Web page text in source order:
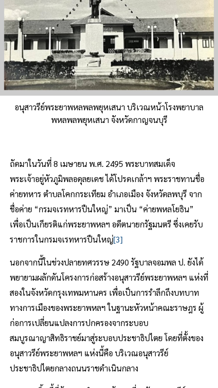
อนุสาวรีย์พระยาพหลพลพยุหเสนา บริเวณหน้าโรงพยาบาล
พหลพลพยุหเสนา จังหวัดกาญจนบุรี
ถัดมาในวันที่ 8 เมษายน พ.ศ. 2495 พระบาทสมเด็จ
พระเจ้าอยู่หัวภูมิพลอดุลยเดช ได้โปรดเกล้าฯ พระราชทานชื่อ
ค่ายทหาร ตำบลโคกกระเทียม อำเภอเมือง จังหวัดลพบุรี จาก
ชื่อค่าย “กรมจเรทหารปืนใหญ่” มาเป็น “ค่ายพหลโยธิน”
เพื่อเป็นเกียรติแก่พระยาพหลฯ อดีตนายกรัฐมนตรี ซึ่งเคยรับ
ราชการในกรมจเรทหารปืนใหญ่[3]
นอกจากนี้ในช่วงปลายทศวรรษ 2490 รัฐบาลจอมพล ป. ยังได้
พยายามผลักดันโครงการก่อสร้างอนุสาวรีย์พระยาพหลฯ แห่งที่
สองในจังหวัดกรุงเทพมหานคร เพื่อเป็นการรำลึกถึงบทบาท
ทางการเมืองของพระยาพหลฯ ในฐานะหัวหน้าคณะราษฎร ผู้
ก่อการเปลี่ยนแปลงการปกครองจากระบอบ
สมบูรณาญาสิทธิราชย์มาสู่ระบอบประชาธิปไตย โดยที่ตั้งของ
อนุสาวรีย์พระยาพหลฯ แห่งนี้คือ บริเวณอนุสาวรีย์
ประชาธิปไตยกลางถนนราชดำเนินกลาง